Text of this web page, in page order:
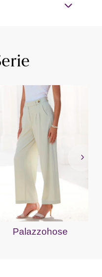
Palazzohose